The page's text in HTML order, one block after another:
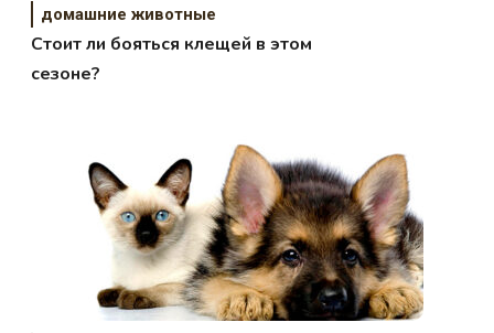
домашние животные
Стоит ли бояться клещей в этом
сезоне?